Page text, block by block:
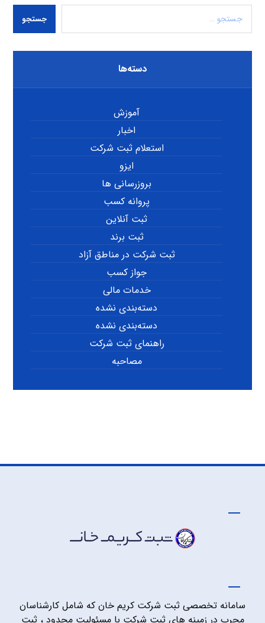
جستجو
دسته‌ها
آموزش
اخبار
استعلام ثبت شرکت
ایزو
بروزرسانی ها
پروانه کسب
ثبت آنلاین
ثبت برند
ثبت شرکت در مناطق آزاد
جواز کسب
خدمات مالی
دسته‌بندی نشده
دسته‌بندی نشده
راهنمای ثبت شرکت
مصاحبه
سامانه تخصصی ثبت شرکت کریم خان که شامل کارشناسان
مجرب در زمینه های ثبت شرکت با مسئولیت محدود ، ثبت